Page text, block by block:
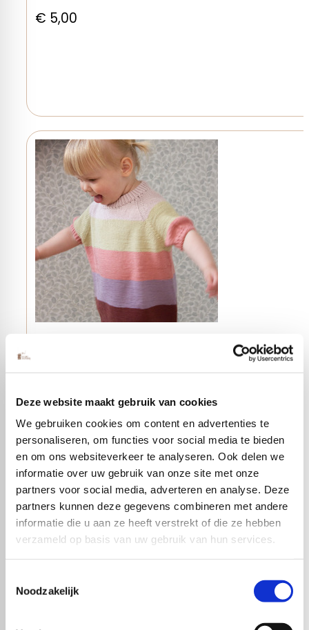
Deze website maakt gebruik van cookies
We gebruiken cookies om content en advertenties te
personaliseren, om functies voor social media te bieden
en om ons websiteverkeer te analyseren. Ook delen we
informatie over uw gebruik van onze site met onze
partners voor social media, adverteren en analyse. Deze
partners kunnen deze gegevens combineren met andere
informatie die u aan ze heeft verstrekt of die ze hebben
verzameld op basis van uw gebruik van hun services.
Noodzakelijk
€ 5,00
€26,95